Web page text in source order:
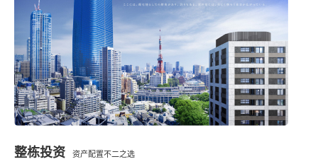
整栋投资 资产配置不二之选